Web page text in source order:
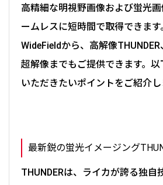
高精細な明視野画像および蛍光
ームレスに短時間で取得できます
WideFieldから、高解像
超解像までもご提供できます。
いただきたいポイントをご紹介し
最新鋭の蛍光イメージング
THUNDERは、ライカが誇る独自